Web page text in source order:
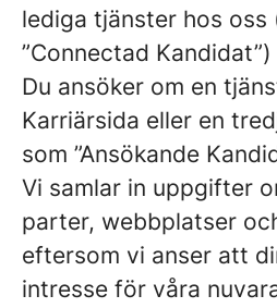
lediga tjänster hos oss
”Connectad Kandidat”)
Du ansöker om en
Karriärsida eller en
som ”Ansökande
Vi samlar in uppgifter
parter, webbplatser
eftersom vi anser att
intresse för våra